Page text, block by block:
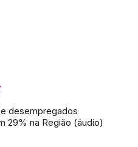
desempregados
29% na Região (áudio)